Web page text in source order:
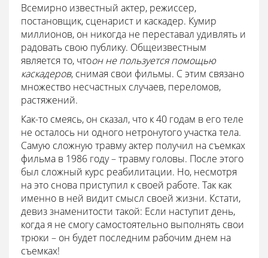
Всемирно известный актер, режиссер,
постановщик, сценарист и каскадер. Кумир
миллионов, он никогда не переставал удивлять и
радовать свою публику. Общеизвестным
является то, чтоон не пользуется помощью
каскадеров, снимая свои фильмы. С этим связано
множество несчастных случаев, переломов,
растяжений.
Как-то смеясь, он сказал, что к 40 годам в его теле
не осталось ни одного нетронутого участка тела.
Самую сложную травму актер получил на съемках
фильма в 1986 году – травму головы. После этого
был сложный курс реабилитации. Но, несмотря
на это снова приступил к своей работе. Так как
именно в ней видит смысл своей жизни. Кстати,
девиз знаменитости такой: Если наступит день,
когда я не смогу самостоятельно выполнять свои
трюки – он будет последним рабочим днем на
съемках!